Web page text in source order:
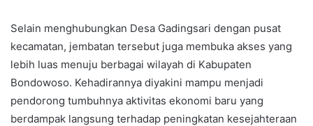
Selain menghubungkan Desa Gadingsari dengan pusat
kecamatan, jembatan tersebut juga membuka akses yang
lebih luas menuju berbagai wilayah di Kabupaten
Bondowoso. Kehadirannya diyakini mampu menjadi
pendorong tumbuhnya aktivitas ekonomi baru yang
berdampak langsung terhadap peningkatan kesejahteraan